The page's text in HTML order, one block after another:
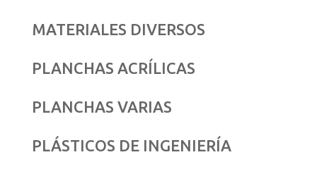
MATERIALES DIVERSOS
PLANCHAS ACRÍLICAS
PLANCHAS VARIAS
PLÁSTICOS DE INGENIERÍA